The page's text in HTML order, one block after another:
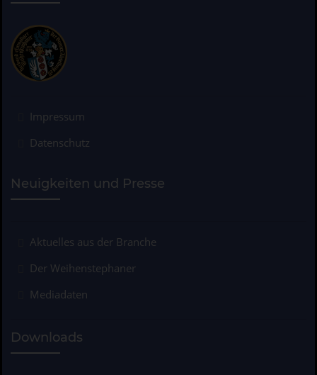
Impressum
Datenschutz
Neuigkeiten und Presse
Aktuelles aus der Branche
Der Weihenstephaner
Mediadaten
Downloads